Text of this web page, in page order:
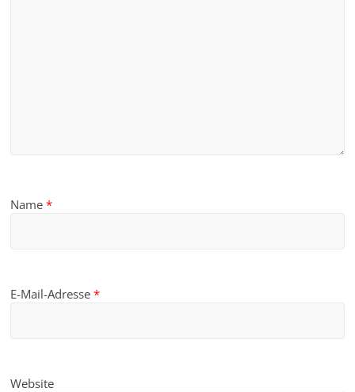
Name*
E-Mail-Adresse*
Website